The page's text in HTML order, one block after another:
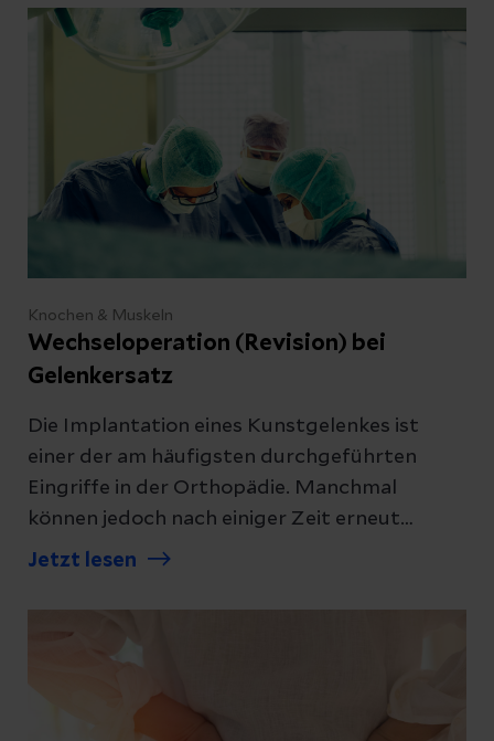
Knochen & Muskeln
Wechseloperation (Revision) bei
Gelenkersatz
Die Implantation eines Kunstgelenkes ist
einer der am häufigsten durchgeführten
Eingriffe in der Orthopädie. Manchmal
können jedoch nach einiger Zeit erneut
Beschwerden auftreten, die einen Wechsel
Erfahren Sie alles Wissenswerte rund um
Revisionsoperationen bei künstlichen
Jetzt lesen